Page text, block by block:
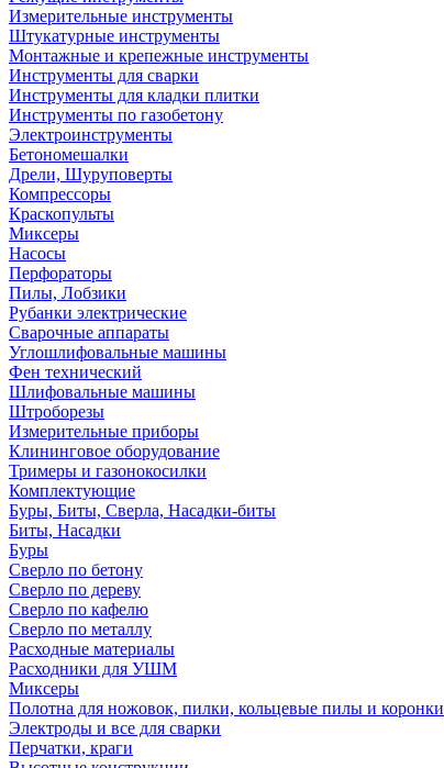
Измерительные инструменты
Штукатурные инструменты
Монтажные и крепежные инструменты
Инструменты для сварки
Инструменты для кладки плитки
Инструменты по газобетону
Электроинструменты
Бетономешалки
Дрели, Шуруповерты
Компрессоры
Краскопульты
Миксеры
Насосы
Перфораторы
Пилы, Лобзики
Рубанки электрические
Сварочные аппараты
Углошлифовальные машины
Фен технический
Шлифовальные машины
Штроборезы
Измерительные приборы
Клининговое оборудование
Тримеры и газонокосилки
Комплектующие
Буры, Биты, Сверла, Насадки-биты
Биты, Насадки
Буры
Сверло по бетону
Сверло по дереву
Сверло по кафелю
Сверло по металлу
Расходные материалы
Расходники для УШМ
Миксеры
Полотна для ножовок, пилки, кольцевые пилы и коронки
Электроды и все для сварки
Перчатки, краги